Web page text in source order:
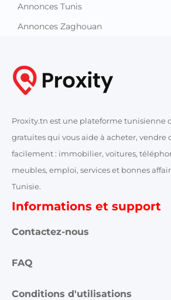
Annonces Tunis
Annonces Zaghouan
Proxity.tn est une plateforme tunisienne
gratuites qui vous aide à acheter, vendre
facilement : immobilier, voitures,
meubles, emploi, services et bonnes
Tunisie.
Informations et support
Contactez-nous
FAQ
Conditions d'utilisations